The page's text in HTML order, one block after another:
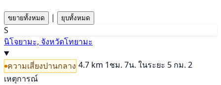
ขยายทั้งหมด | ยุบทั้งหมด
S
นิโจยามะ, จังหวัดโทยามะ
ความเสี่ยงปานกลาง 4.7 km 1ชม. 7น. ในระยะ 5 กม. 2
เหตุการณ์